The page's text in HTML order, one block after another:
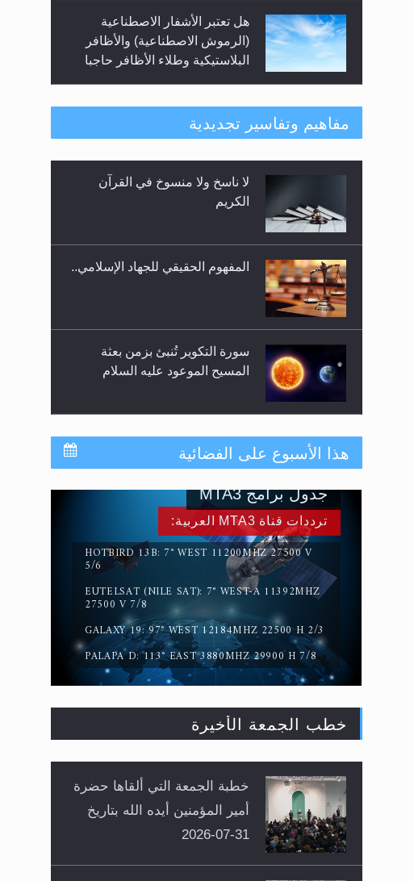
هل تعتبر الأشفار الاصطناعية
(الرموش الاصطناعية) والأظافر
البلاستيكية وطلاء الأظافر حاجبا
هل يُحسب حول الزكاة وفق السنة
الميلادية أو الهجرية؟
هل يجوز فتح مشروع كوافير نسائي
للمحجبات وغير المحجبات؟
مفاهيم وتفاسير تجديدية
لا ناسخ ولا منسوخ في القرآن
الكريم
المفهوم الحقيقي للجهاد الإسلامي..
سورة التكوير تُنبئ بزمن بعثة
المسيح الموعود عليه السلام
حقيقة المسيح الدجال
القرآن قاضٍ وحكمٌ على السنة
ومهيمنٌ عليها.. ليس العكس
هذا الأسبوع على الفضائية
ترددات قناة MTA3 العربية:
HOTBIRD 13B: 7° WEST 11200MHZ 27500 V
5/6
EUTELSAT (NILE SAT): 7° WEST-A 11392MHZ
27500 V 7/8
GALAXY 19: 97° WEST 12184MHZ 22500 H 2/3
PALAPA D: 113° EAST 3880MHZ 29900 H 7/8
جدول برامج MTA3
خطب الجمعة الأخيرة
خطبة الجمعة التي ألقاها حضرة
أمير المؤمنين أيده الله بتاريخ
31-07-2026